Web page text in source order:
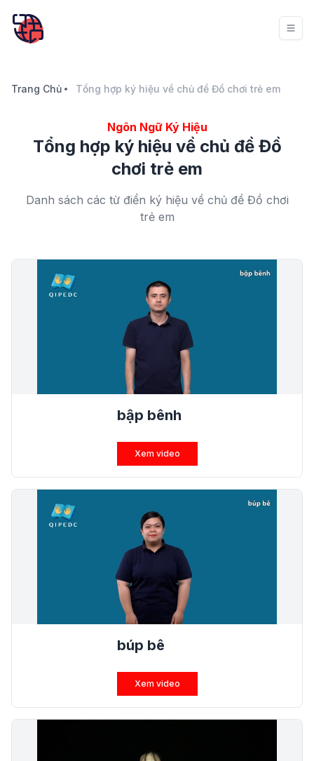
Trang Chủ Tổng hợp ký hiệu về chủ đề Đồ chơi trẻ em
Ngôn Ngữ Ký Hiệu
Tổng hợp ký hiệu về chủ đề Đồ
chơi trẻ em
Danh sách các từ điển ký hiệu về chủ đề Đồ chơi
trẻ em
bập bênh
Xem video
búp bê
Xem video